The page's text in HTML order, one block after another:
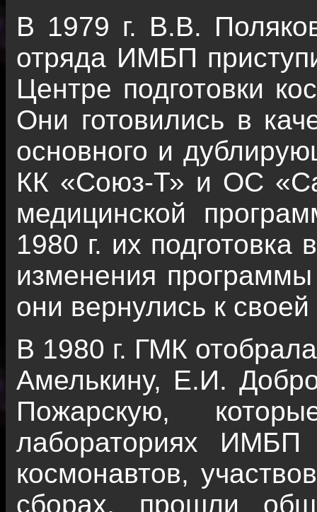
В 1979 г. В.В.
отряда ИМБП
Центре подготовки
Они готовились в
основного и
КК «Союз-Т» и ОС
медицинской
1980 г. их
изменения
они вернулись к
В 1980 г. ГМК
Амелькину, Е.И.
Пожарскую,
лабораториях
космонавтов,
сборах, прошли